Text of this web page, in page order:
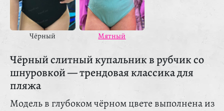
Чёрный Мятный
Чёрный слитный купальник в рубчик со
шнуровкой — трендовая классика для
пляжа
Модель в глубоком чёрном цвете выполнена из